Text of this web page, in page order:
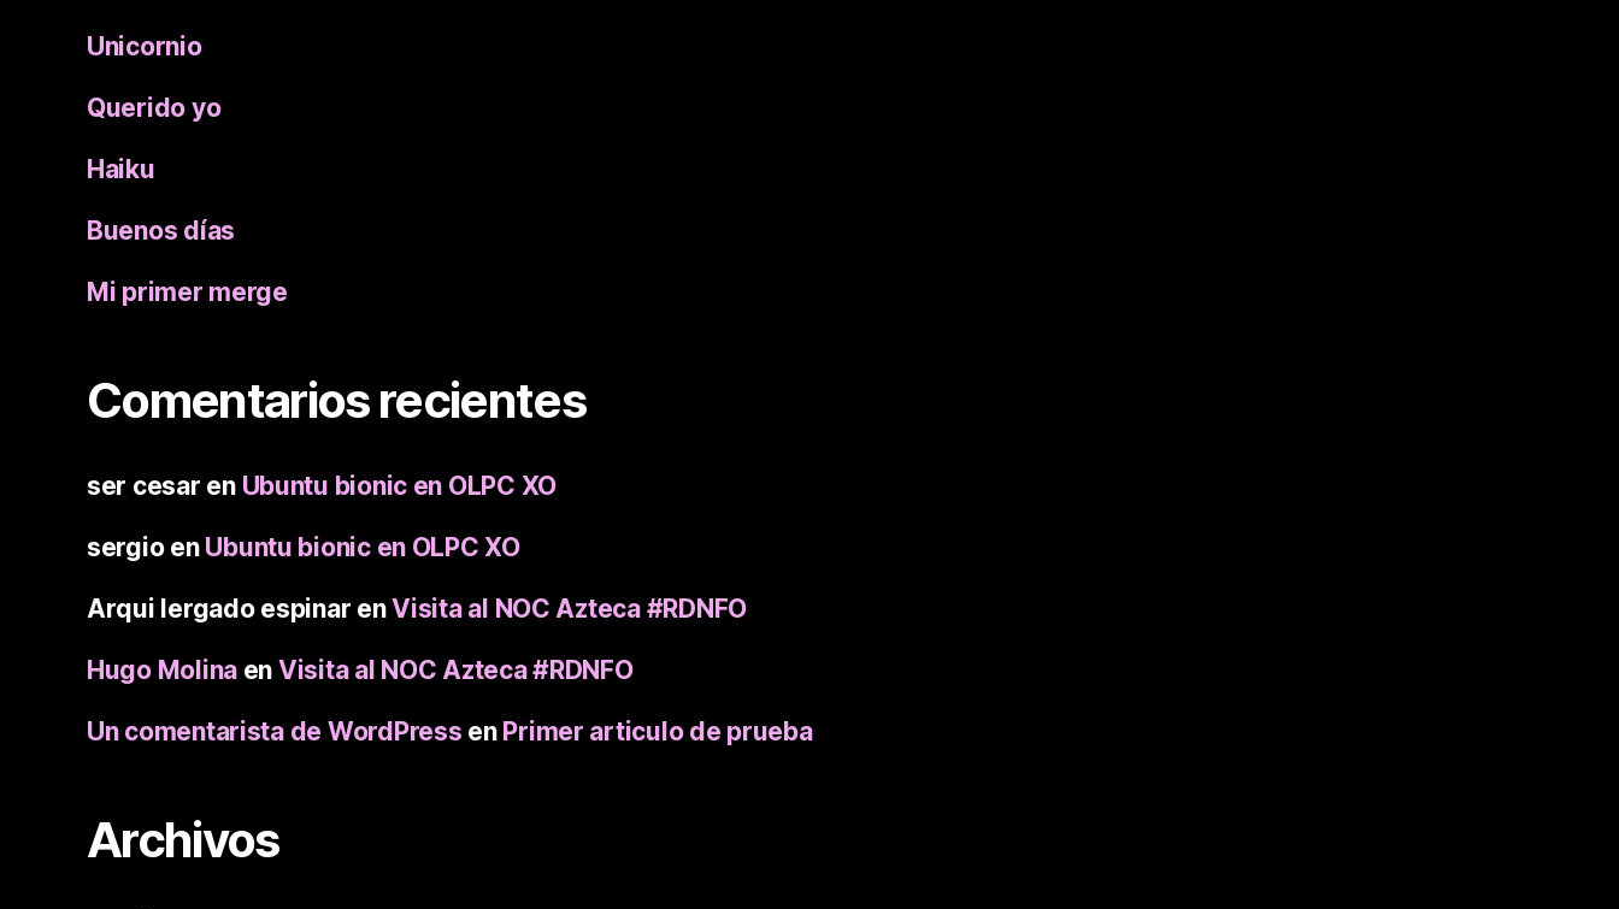
Unicornio
Querido yo
Haiku
Buenos días
Mi primer merge
Comentarios recientes
ser cesar en Ubuntu bionic en OLPC XO
sergioen Ubuntu bionic en OLPC XO
Arqui lergado espinar enVisita al NOC Azteca #RDNFO
Hugo Molina en Visita al NOC Azteca #RDNFO
Un comentarista de WordPress en Primer articulo de prueba
Archivos